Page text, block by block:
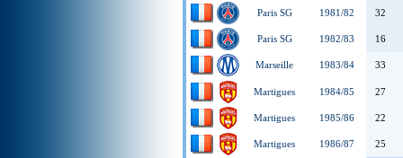
Paris SG 1981/82 32
Paris SG 1982/83 16
Marseille 1983/84 33
Martigues 1984/85 27
Martigues 1985/86 22
Martigues 1986/87 25